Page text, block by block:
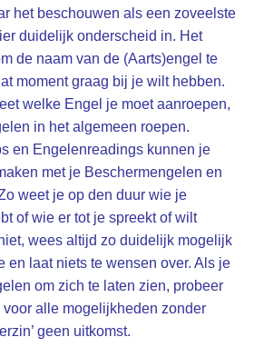
het beschouwen als een zoveelste
duidelijk onderscheid in. Het
de naam van de (Aarts)engel te
moment graag bij je wilt hebben.
welke Engel je moet aanroepen,
in het algemeen roepen.
en Engelenreadings kunnen je
met je Beschermengelen en
weet je op den duur wie je
of wie er tot je spreekt of wilt
wees altijd zo duidelijk mogelijk
en laat niets te wensen over. Als je
om zich te laten zien, probeer
alle mogelijkheden zonder
geen uitkomst.